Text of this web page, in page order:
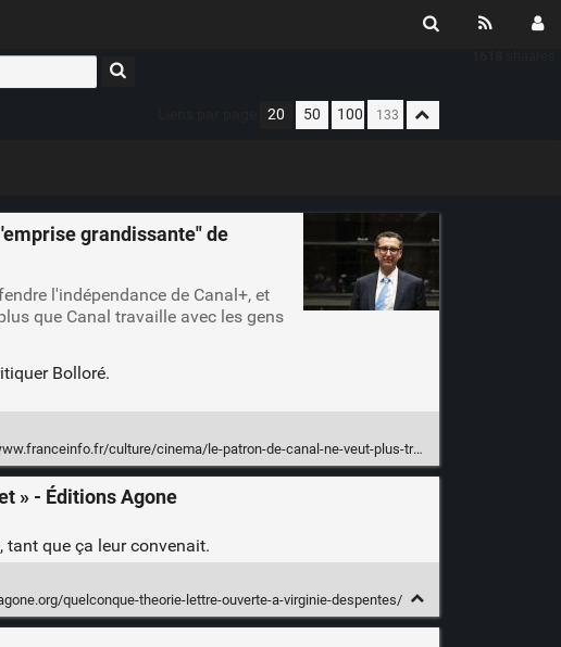
20 50 100
grandissante" de
l'indépendance de Canal+, et
que Canal travaille avec les gens
Bolloré.
cinema/le-patron-de-canal-ne-veut-plus-travailler-avec-les-signataires-d-une-tribune-contre-l-emprise-grandissante-de-vincent-bollore-sur-le-cinema_8009903.html
» - Éditions Agone
, tant que ça leur convenait.
quelconque-theorie-lettre-ouverte-a-virginie-despentes/